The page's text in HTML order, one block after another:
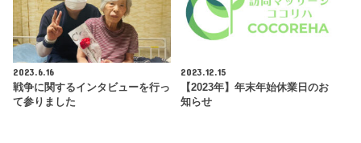
2023.6.16
戦争に関するインタビューを行っ
て参りました
2023.12.15
【2023年】年末年始休業日のお
知らせ